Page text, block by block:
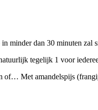
minder dan 30 minuten
tegelijk 1 voor
Met amandelspijs